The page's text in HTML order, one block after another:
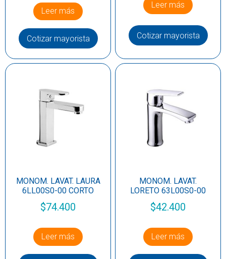
Leer más
Cotizar mayorista
Leer más
Cotizar mayorista
MONOM. LAVAT. LAURA
6LL00S0-00 CORTO
$74.400
Leer más
MONOM. LAVAT.
LORETO 63L00S0-00
$42.400
Leer más